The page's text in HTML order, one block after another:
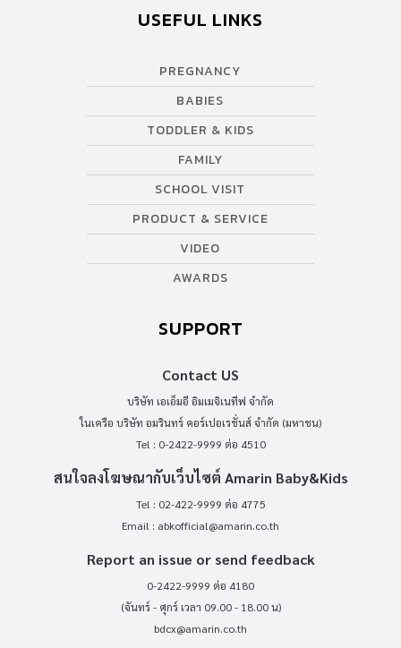
USEFUL LINKS
PREGNANCY
BABIES
TODDLER & KIDS
FAMILY
SCHOOL VISIT
PRODUCT & SERVICE
VIDEO
AWARDS
SUPPORT
Contact US
บริษัท เอเอ็มอี อิมเมจิเนทีฟ จำกัด
ในเครือ บริษัท อมรินทร์ คอร์เปอเรชั่นส์ จำกัด (มหาชน)
Tel : 0-2422-9999 ต่อ 4510
สนใจลงโฆษณากับเว็บไซต์ Amarin Baby&Kids
Tel : 02-422-9999 ต่อ 4775
Email : abkofficial@amarin.co.th
Report an issue or send feedback
0-2422-9999 ต่อ 4180
(จันทร์ - ศุกร์ เวลา 09.00 - 18.00 น)
bdcx@amarin.co.th